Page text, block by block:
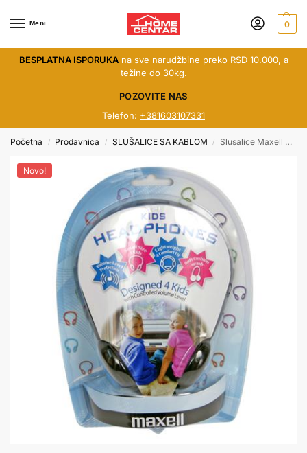
Meni 0
BESPLATNA ISPORUKAna sve narudžbine preko RSD 10.000, a
težine do 30kg.
POZOVITE NAS
Telefon: +381603107331
Početna / Prodavnica / SLUŠALICE SA KABLOM / Slusalice Maxell MXSCKB decije plave
Novo!